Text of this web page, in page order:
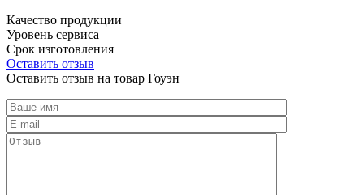
Качество продукции
Уровень сервиса
Срок изготовления
Оставить отзыв
Оставить отзыв на товар Гоуэн